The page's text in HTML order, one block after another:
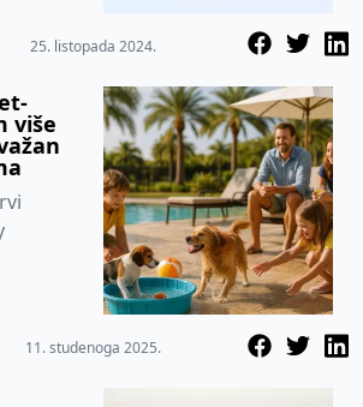
25. listopada 2024.
više
11. studenoga 2025.